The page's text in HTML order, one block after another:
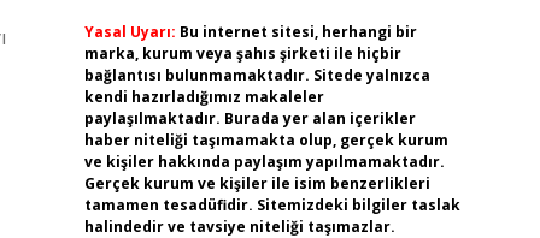
Yasal Uyarı: Bu internet sitesi, herhangi bir
marka, kurum veya şahıs şirketi ile hiçbir
bağlantısı bulunmamaktadır. Sitede yalnızca
kendi hazırladığımız makaleler
paylaşılmaktadır. Burada yer alan içerikler
haber niteliği taşımamakta olup, gerçek kurum
ve kişiler hakkında paylaşım yapılmamaktadır.
Gerçek kurum ve kişiler ile isim benzerlikleri
tamamen tesadüfidir. Sitemizdeki bilgiler taslak
halindedir ve tavsiye niteliği taşımazlar.